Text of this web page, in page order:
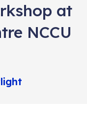
at
NCCU